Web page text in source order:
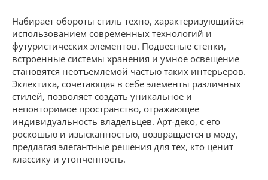
Набирает обороты стиль техно, характеризующийся
использованием современных технологий и
футуристических элементов. Подвесные стенки,
встроенные системы хранения и умное освещение
становятся неотъемлемой частью таких интерьеров.
Эклектика, сочетающая в себе элементы различных
стилей, позволяет создать уникальное и
неповторимое пространство, отражающее
индивидуальность владельцев. Арт-деко, с его
роскошью и изысканностью, возвращается в моду,
предлагая элегантные решения для тех, кто ценит
классику и утонченность.